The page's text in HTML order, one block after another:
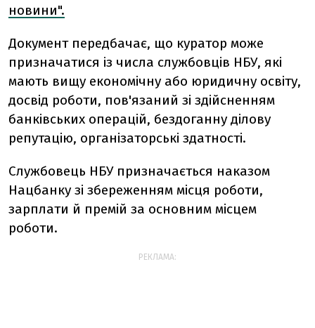
новини".
Документ передбачає, що куратор може
призначатися із числа службовців НБУ, які
мають вищу економічну або юридичну освіту,
досвід роботи, пов'язаний зі здійсненням
банківських операцій, бездоганну ділову
репутацію, організаторські здатності.
Службовець НБУ призначається наказом
Нацбанку зі збереженням місця роботи,
зарплати й премій за основним місцем
роботи.
РЕКЛАМА: